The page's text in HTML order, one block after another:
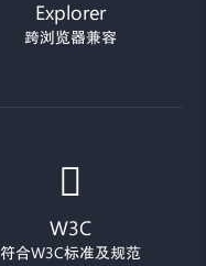
Explorer
跨浏览器兼容
W3C
符合W3C标准及规范